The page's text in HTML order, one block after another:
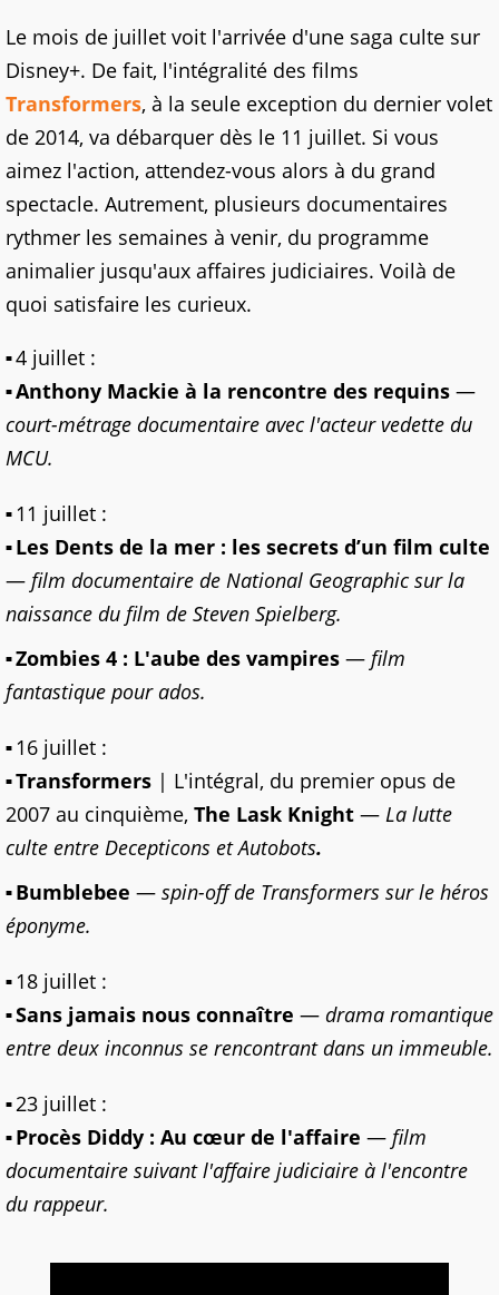
Le mois de juillet voit l'arrivée d'une saga culte sur
Disney+. De fait, l'intégralité des films
Transformers, à la seule exception du dernier volet
de 2014, va débarquer dès le 11 juillet. Si vous
aimez l'action, attendez-vous alors à du grand
spectacle. Autrement, plusieurs documentaires
rythmer les semaines à venir, du programme
animalier jusqu'aux affaires judiciaires. Voilà de
quoi satisfaire les curieux.
4 juillet :
Anthony Mackie à la rencontre des requins —
court-métrage documentaire avec l'acteur vedette du
MCU.
11 juillet :
Les Dents de la mer : les secrets d’un film culte
— film documentaire de National Geographic sur la
naissance du film de Steven Spielberg.
Zombies 4 : L'aube des vampires — film
fantastique pour ados.
16 juillet :
Transformers | L'intégral, du premier opus de
2007 au cinquième, The Lask Knight — La lutte
culte entre Decepticons et Autobots.
Bumblebee — spin-off de Transformers sur le héros
éponyme.
18 juillet :
Sans jamais nous connaître — drama romantique
entre deux inconnus se rencontrant dans un immeuble.
23 juillet :
Procès Diddy : Au cœur de l'affaire — film
documentaire suivant l'affaire judiciaire à l'encontre
du rappeur.